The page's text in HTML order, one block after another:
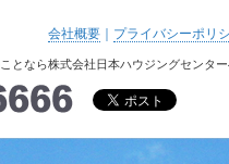
プライバシーポリ
会社概要
となら株式会社日本ハウジングセンタ